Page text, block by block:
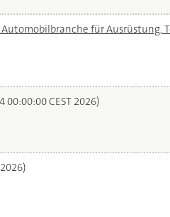
Automobilbranche für Ausrüstung,
00:00:00 CEST 2026)